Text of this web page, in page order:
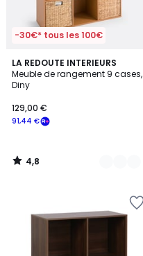
-30€* tous les 100€
LA REDOUTE INTERIEURS
Meuble de rangement 9 cases,
Diny
91,44 €
129,00 €
4,8
/ 5
2
Couleurs
4,8
/